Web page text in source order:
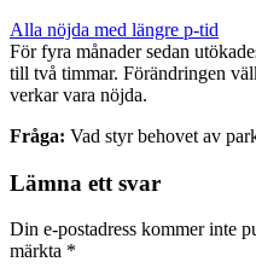
Alla nöjda med längre p-tid
För fyra månader sedan
till två timmar. Förändringen
verkar vara nöjda.
Fråga: Vad styr behovet av
Lämna ett svar
Din e-postadress kommer inte
märkta *